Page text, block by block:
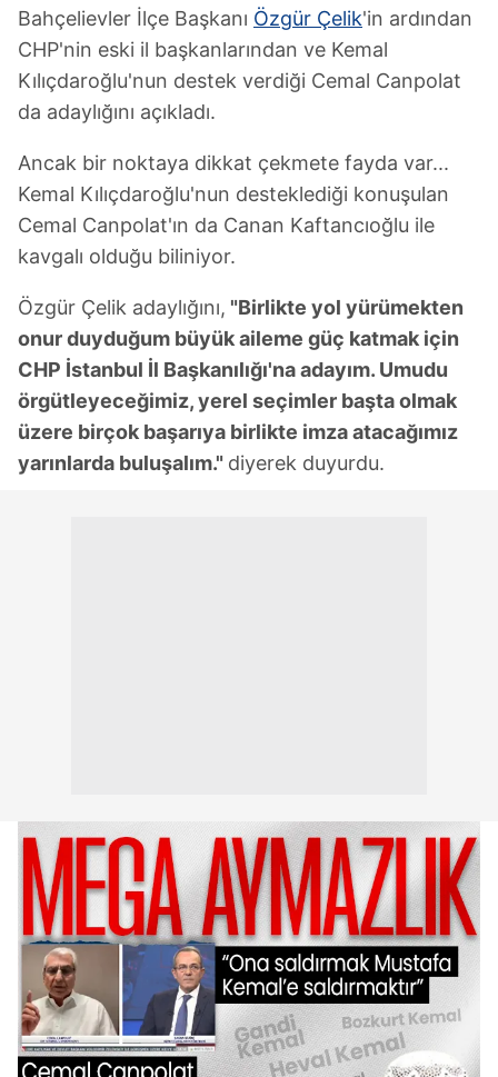
Bahçelievler İlçe Başkanı Özgür Çelik'in ardından
CHP'nin eski il başkanlarından ve Kemal
Kılıçdaroğlu'nun destek verdiği Cemal Canpolat
da adaylığını açıkladı.
Ancak bir noktaya dikkat çekmete fayda var...
Kemal Kılıçdaroğlu'nun desteklediği konuşulan
Cemal Canpolat'ın da Canan Kaftancıoğlu ile
kavgalı olduğu biliniyor.
Özgür Çelik adaylığını, "Birlikte yol yürümekten
onur duyduğum büyük aileme güç katmak için
CHP İstanbul İl Başkanılığı'na adayım. Umudu
örgütleyeceğimiz, yerel seçimler başta olmak
üzere birçok başarıya birlikte imza atacağımız
yarınlarda buluşalım." diyerek duyurdu.